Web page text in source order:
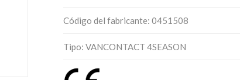
Código del fabricante: 0451508
Tipo: VANCONTACT 4SEASON